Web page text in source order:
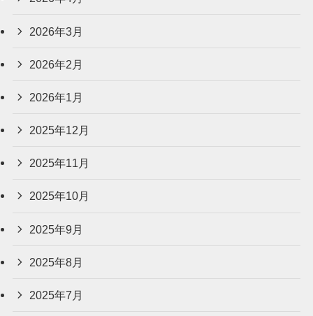
2026年3月
2026年2月
2026年1月
2025年12月
2025年11月
2025年10月
2025年9月
2025年8月
2025年7月